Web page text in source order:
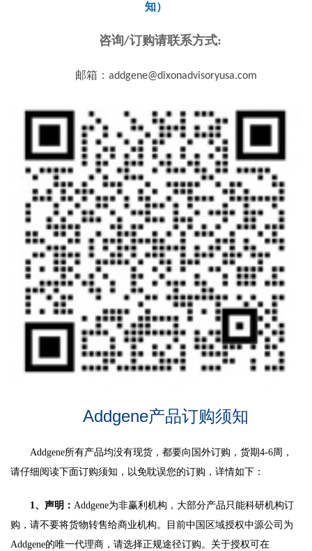
知）
咨询/订购请联系方式:
邮箱： addgene@dixonadvisoryusa.com
Addgene产品订购须知
Addgene所有产品均没有现货，都要向国外订购，货期4-6周，
请仔细阅读下面订购须知，以免耽误您的订购，详情如下：
1、声明： Addgene为非赢利机构，大部分产品只能科研机构订
购，请不要将货物转售给商业机构。目前中国区域授权中源公司为
Addgene的唯一代理商，请选择正规途径订购。关于授权可在